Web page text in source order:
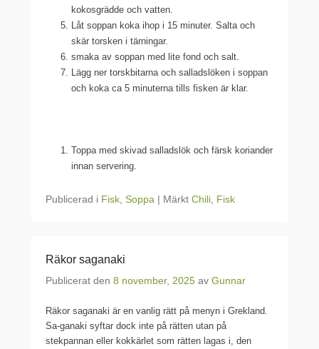
kokosgrädde och vatten.
Låt soppan koka ihop i 15 minuter. Salta och
skär torsken i tärningar.
smaka av soppan med lite fond och salt.
Lägg ner torskbitarna och salladslöken i soppan
och koka ca 5 minuterna tills fisken är klar.
Toppa med skivad salladslök och färsk koriander
innan servering.
Publicerad i Fisk Soppa | Märkt Chili Fisk
Räkor saganaki
Publicerat den 8 november, 2025 av Gunnar
Räkor saganaki är en vanlig rätt på menyn i Grekland.
Sa-ganaki syftar dock inte på rätten utan på
stekpannan eller kokkärlet som rätten lagas i, den